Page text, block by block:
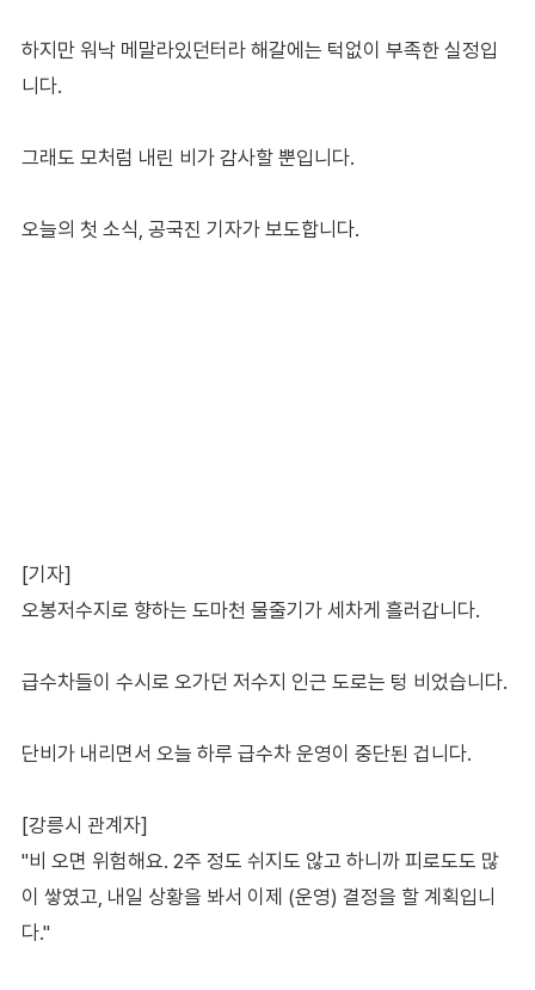
하지만 워낙 메말라있던터라 해갈에는 턱없이 부족한 실정입
니다.
그래도 모처럼 내린 비가 감사할 뿐입니다.
오늘의 첫 소식, 공국진 기자가 보도합니다.
[기자]
오봉저수지로 향하는 도마천 물줄기가 세차게 흘러갑니다.
급수차들이 수시로 오가던 저수지 인근 도로는 텅 비었습니다.
단비가 내리면서 오늘 하루 급수차 운영이 중단된 겁니다.
[강릉시 관계자]
"비 오면 위험해요. 2주 정도 쉬지도 않고 하니까 피로도도 많
이 쌓였고, 내일 상황을 봐서 이제 (운영) 결정을 할 계획입니
다."